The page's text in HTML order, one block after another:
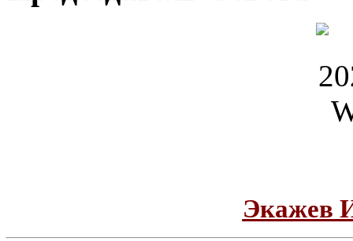
Экажев